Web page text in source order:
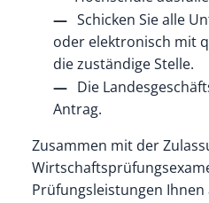
Schicken Sie alle
oder elektronisch mit
die zuständige Stelle.
Die
Antrag.
Zusammen mit der
Prüfungsleistungen